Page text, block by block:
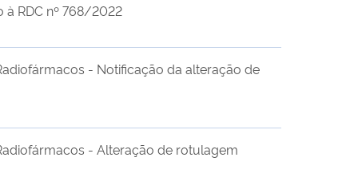
RDC nº 768/2022
- Notificação da alteração de
- Alteração de rotulagem